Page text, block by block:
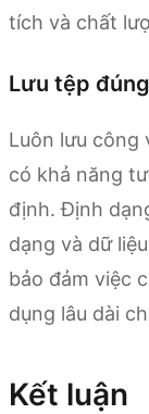
tích và chất
Lưu tệp
Luôn lưu công
có khả năng
định. Định
dạng và dữ
bảo đảm việc
dụng lâu dài
Kết luận